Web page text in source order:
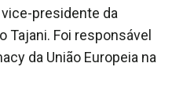
presidente da
Tajani. Foi responsável
da União Europeia na